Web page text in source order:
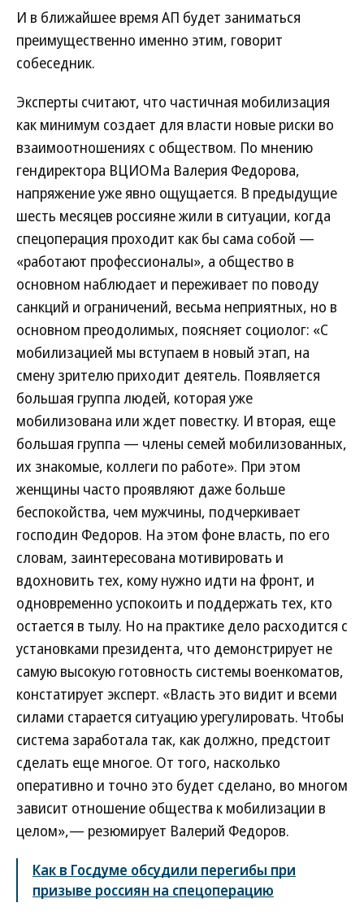
И в ближайшее время АП будет заниматься
преимущественно именно этим, говорит
собеседник.
Эксперты считают, что частичная мобилизация
как минимум создает для власти новые риски во
взаимоотношениях с обществом. По мнению
гендиректора ВЦИОМа Валерия Федорова,
напряжение уже явно ощущается. В предыдущие
шесть месяцев россияне жили в ситуации, когда
спецоперация проходит как бы сама собой —
«работают профессионалы», а общество в
основном наблюдает и переживает по поводу
санкций и ограничений, весьма неприятных, но в
основном преодолимых, поясняет социолог: «С
мобилизацией мы вступаем в новый этап, на
смену зрителю приходит деятель. Появляется
большая группа людей, которая уже
мобилизована или ждет повестку. И вторая, еще
большая группа — члены семей мобилизованных,
их знакомые, коллеги по работе». При этом
женщины часто проявляют даже больше
беспокойства, чем мужчины, подчеркивает
господин Федоров. На этом фоне власть, по его
словам, заинтересована мотивировать и
вдохновить тех, кому нужно идти на фронт, и
одновременно успокоить и поддержать тех, кто
остается в тылу. Но на практике дело расходится с
установками президента, что демонстрирует не
самую высокую готовность системы военкоматов,
констатирует эксперт. «Власть это видит и всеми
силами старается ситуацию урегулировать. Чтобы
система заработала так, как должно, предстоит
сделать еще многое. От того, насколько
оперативно и точно это будет сделано, во многом
зависит отношение общества к мобилизации в
целом»,— резюмирует Валерий Федоров.
Как в Госдуме обсудили перегибы при
призыве россиян на спецоперацию